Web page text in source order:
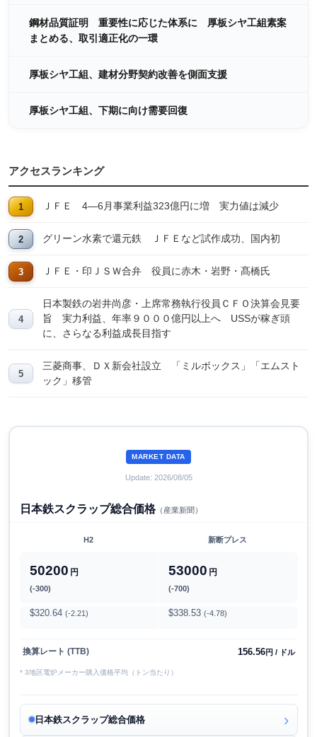
鋼材品質証明 重要性に応じた体系に 厚板シヤ工組素案
まとめる、取引適正化の一環
厚板シヤ工組、建材分野契約改善を側面支援
厚板シヤ工組、下期に向け需要回復
アクセスランキング
ＪＦＥ 4―6月事業利益323億円に増 実力値は減少
グリーン水素で還元鉄 ＪＦＥなど試作成功、国内初
ＪＦＥ・印ＪＳＷ合弁 役員に赤木・岩野・髙橋氏
日本製鉄の岩井尚彦・上席常務執行役員ＣＦＯ決算会見要
旨 実力利益、年率９０００億円以上へ USSが稼ぎ頭
に、さらなる利益成長目指す
三菱商事、ＤＸ新会社設立 「ミルボックス」「エムスト
ック」移管
MARKET DATA
Update: 2026/08/05
日本鉄スクラップ総合価格（産業新聞）
H2 新断プレス
50200 円
(-300)
53000 円
(-700)
$320.64 (-2.21) $338.53 (-4.78)
換算レート (TTB) 156.56円 / ドル
* 3地区電炉メーカー購入価格平均（トン当たり）
日本鉄スクラップ総合価格